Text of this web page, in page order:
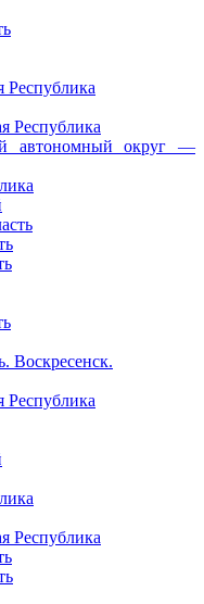
Республика
Республика
автономный округ —
Воскресенск.
Республика​
Республика